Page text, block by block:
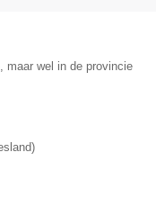
maar wel in de provincie
)